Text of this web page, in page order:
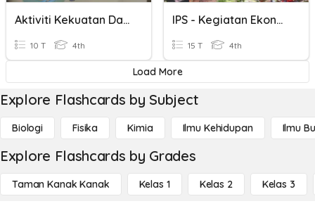
Aktiviti Kekuatan Dan Daya Tahan Otot
10 T 4th
IPS - Kegiatan Ekonomi
15 T 4th
Load More
Explore Flashcards by Subject
Biologi Fisika Kimia Ilmu Kehidupan Ilmu
Explore Flashcards by Grades
Taman Kanak Kanak Kelas 1 Kelas 2 Kelas 3